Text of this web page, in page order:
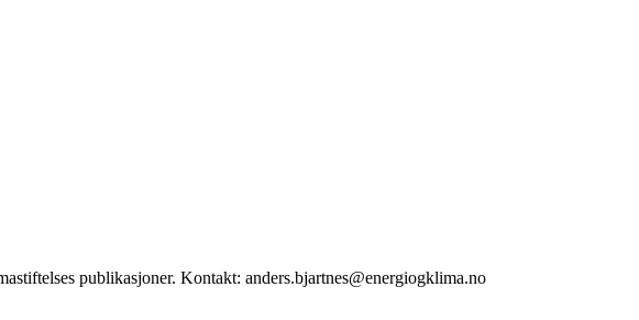
publikasjoner. Kontakt: anders.bjartnes@energiogklima.no